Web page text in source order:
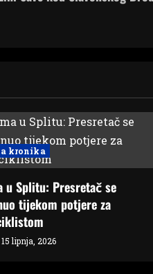
kronika
u Splitu: Presretač se
tijekom potjere za
15 lipnja, 2026